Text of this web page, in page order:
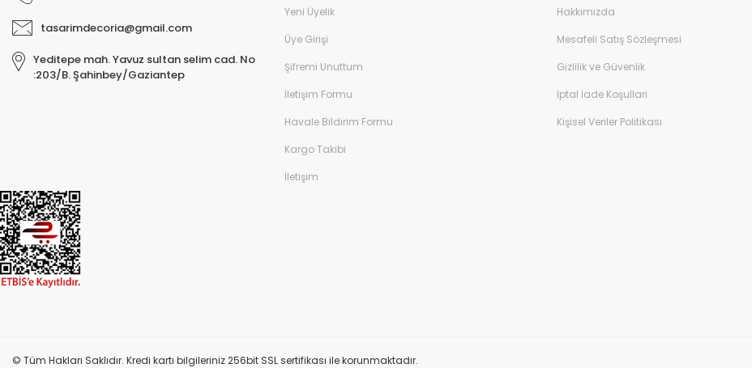
tasarimdecoria@gmail.com
Yeditepe mah. Yavuz sultan selim cad. No
:203/B. Şahinbey/Gaziantep
Yeni Üyelik
Üye Girişi
Şifremi Unuttum
İletişim Formu
Havale Bildirim Formu
Kargo Takibi
İletişim
Hakkımızda
Mesafeli Satış Sözleşmesi
Gizlilik ve Güvenlik
İptal İade Koşullari
Kişisel Veriler Politikası
© Tüm Hakları Saklıdır. Kredi kartı bilgileriniz 256bit SSL sertifikası ile korunmaktadır.